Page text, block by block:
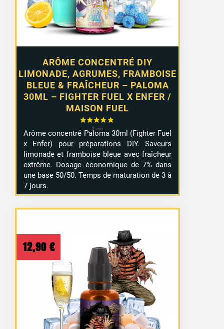
ARÔME CONCENTRÉ DIY
LIMONADE, AGRUMES, FRAMBOISE
BLEUE & FRAÎCHEUR – PALOMA
30ML – FIGHTER FUEL X ENFER /
MAISON FUEL
Arôme concentré Paloma 30ml (Fighter Fuel
x Enfer) pour préparations DIY. Saveurs
limonade et framboise bleue avec fraîcheur
extrême. Dosage économique de 7% dans
une base 50/50. Temps de maturation de 3 à
7 jours.
12,90 €